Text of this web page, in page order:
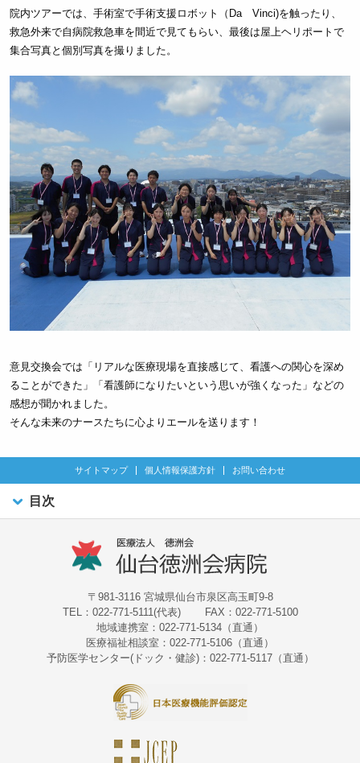
院内ツアーでは、手術室で手術支援ロボット（Da Vinci)を触ったり、
救急外来で自病院救急車を間近で見てもらい、最後は屋上ヘリポートで
集合写真と個別写真を撮りました。
意見交換会では「リアルな医療現場を直接感じて、看護への関心を深め
ることができた」「看護師になりたいという思いが強くなった」などの
感想が聞かれました。
そんな未来のナースたちに心よりエールを送ります！
サイトマップ 個人情報保護方針 お問い合わせ
目次
〒981-3116 宮城県仙台市泉区高玉町9-8
TEL：022-771-5111(代表) FAX：022-771-5100
地域連携室：022-771-5134（直通）
医療福祉相談室：022-771-5106（直通）
予防医学センター(ドック・健診)：022-771-5117（直通）